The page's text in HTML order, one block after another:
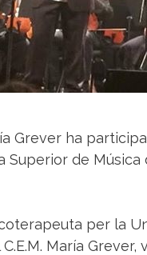
Grever ha
de Música
per la
María